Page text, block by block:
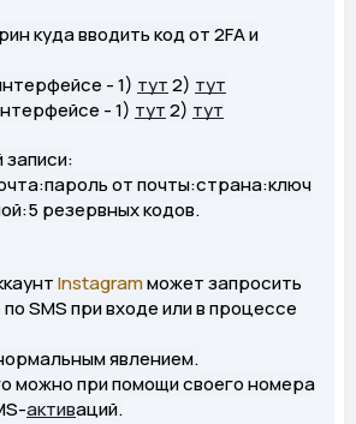
куда вводить код от 2FA и
- 1) тут2) тут
- 1) тут2) тут
записи:
от почты:страна:ключ
резервных кодов.
Instagramможет запросить
SMS при входе или в процессе
явлением.
можно при помощи своего номера
активаций.